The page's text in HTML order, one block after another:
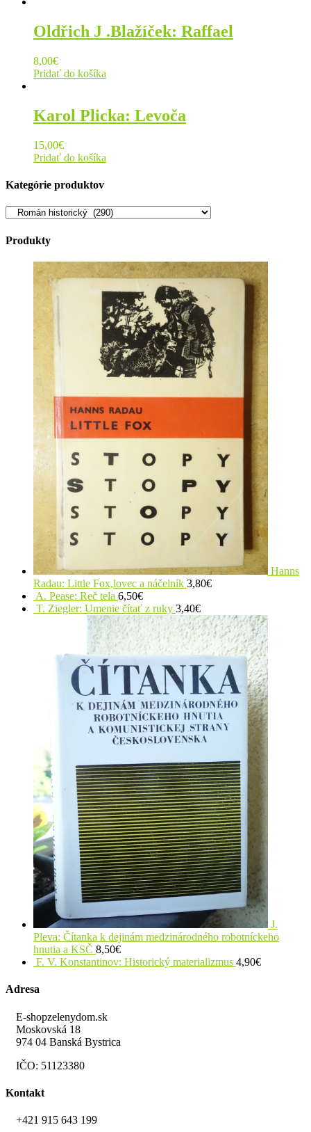
Oldřich J .Blažíček: Raffael
8,00€
Pridať do košíka
Karol Plicka: Levoča
15,00€
Pridať do košíka
Kategórie produktov
Produkty
Hanns
Radau: Little Fox,lovec a náčelník 3,80€
A. Pease: Reč tela 6,50€
T. Ziegler: Umenie čítať z ruky 3,40€
J.
Pleva: Čítanka k dejinám medzinárodného robotníckeho
hnutia a KSČ 8,50€
F. V. Konstantinov: Historický materializmus 4,90€
Adresa
E-shopzelenydom.sk
Moskovská 18
974 04 Banská Bystrica
IČO: 51123380
Kontakt
+421 915 643 199